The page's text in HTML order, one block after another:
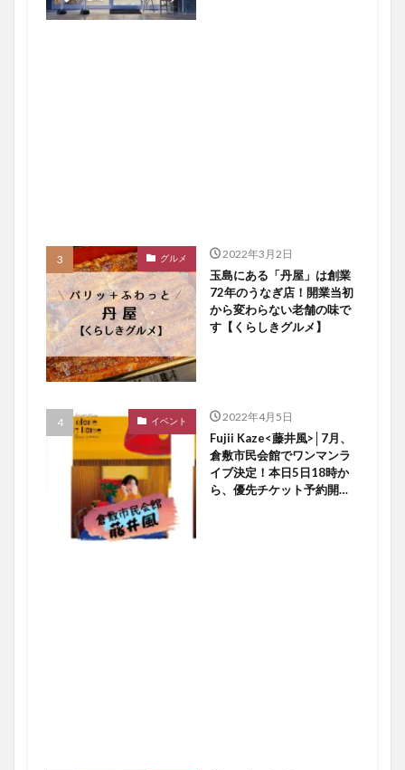
グルメ 2022年3月2日
玉島にある「丹屋」は創業
72年のうなぎ店！開業当初
から変わらない老舗の味で
す【くらしきグルメ】
イベント 2022年4月5日
Fujii Kaze<藤井風>│7月、
倉敷市民会館でワンマンラ
イブ決定！本日5日18時か
ら、優先チケット予約開始